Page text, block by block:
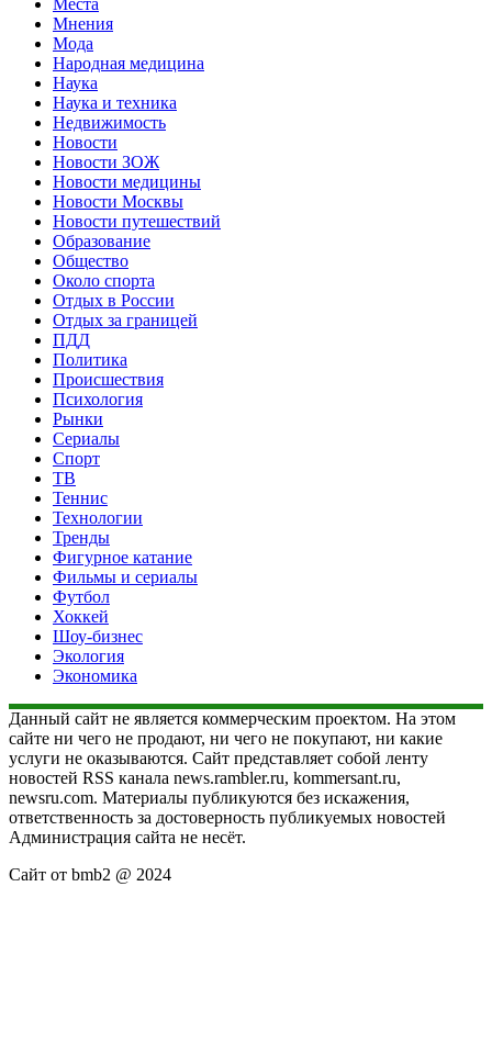
Мнения
Мода
Народная медицина
Наука
Наука и техника
Недвижимость
Новости
Новости ЗОЖ
Новости медицины
Новости Москвы
Новости путешествий
Образование
Общество
Около спорта
Отдых в России
Отдых за границей
ПДД
Политика
Происшествия
Психология
Рынки
Сериалы
Спорт
ТВ
Теннис
Технологии
Тренды
Фигурное катание
Фильмы и сериалы
Футбол
Хоккей
Шоу-бизнес
Экология
Экономика
Данный сайт не является коммерческим проектом. На этом
сайте ни чего не продают, ни чего не покупают, ни какие
услуги не оказываются. Сайт представляет собой ленту
новостей RSS канала news.rambler.ru, kommersant.ru,
newsru.com. Материалы публикуются без искажения,
ответственность за достоверность публикуемых новостей
Администрация сайта не несёт.
Сайт от bmb2 @ 2024